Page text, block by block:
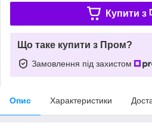
Купити з
Що таке купити з Пром?
Замовлення під захистом
Опис Характеристики